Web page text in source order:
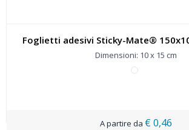
Foglietti adesivi Sticky-Mate®
Dimensioni: 10 x 15 cm
€ 0,46